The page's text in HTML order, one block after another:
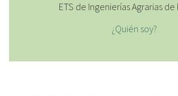
ETS de Ingenierías Agrarias
¿Quién soy?